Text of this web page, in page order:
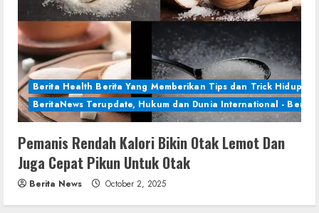
Berita Health Berita Yang Memberikan Tips dan Trick Hidup
BeritaNews Terupdate, Hukum dan Dunia International - Berita
Pemanis Rendah Kalori Bikin Otak Lemot Dan
Juga Cepat Pikun Untuk Otak
Berita News October 2, 2025